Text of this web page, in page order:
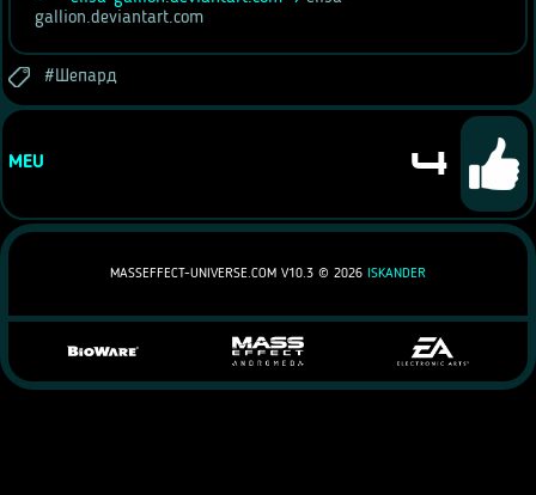
gallion.deviantart.com
Шепард
MEU 4
MASSEFFECT-UNIVERSE.COM V10.3 © 2026 ISKANDER